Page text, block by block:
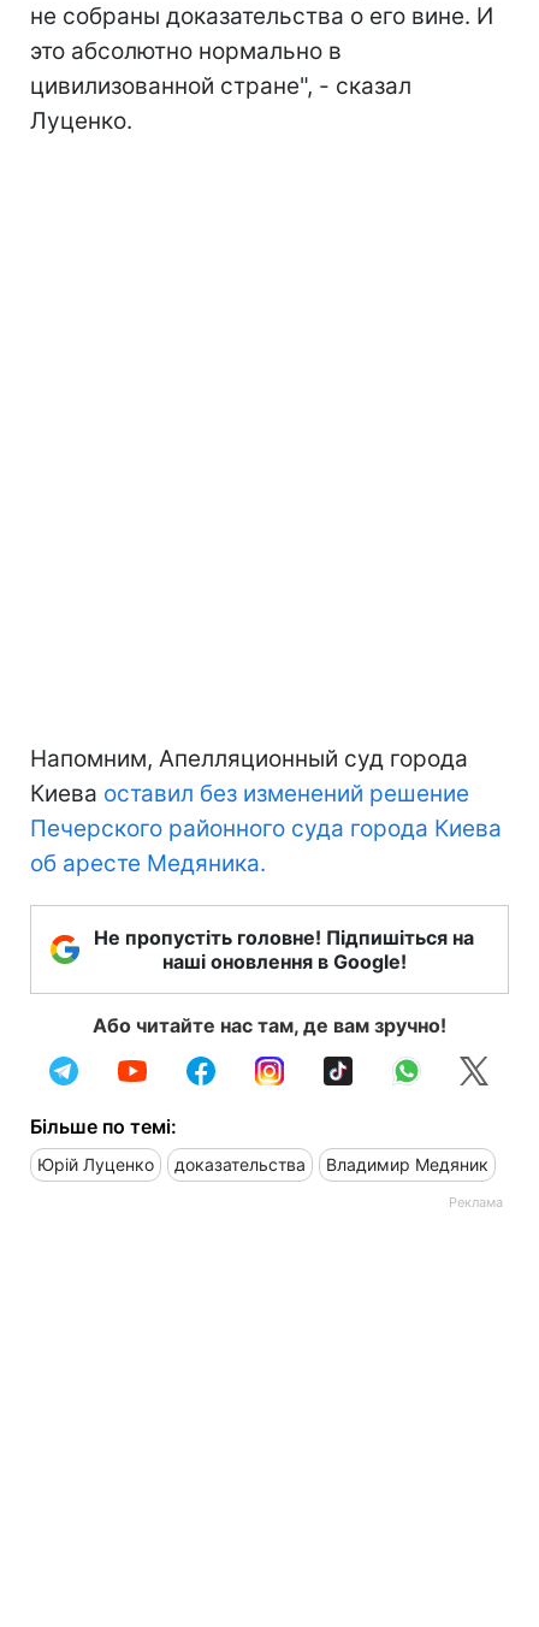
не собраны доказательства о его вине. И
это абсолютно нормально в
цивилизованной стране", - сказал
Луценко.
Напомним, Апелляционный суд города
Киева оставил без изменений решение
Печерского районного суда города Киева
об аресте Медяника.
Не пропустіть головне! Підпишіться на
наші оновлення в Google!
Або читайте нас там, де вам зручно!
Більше по темі:
Юрій Луценко доказательства Владимир Медяник